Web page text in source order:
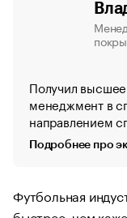
Получил
менеджмент в
направлением
Подробнее про
Футбольная